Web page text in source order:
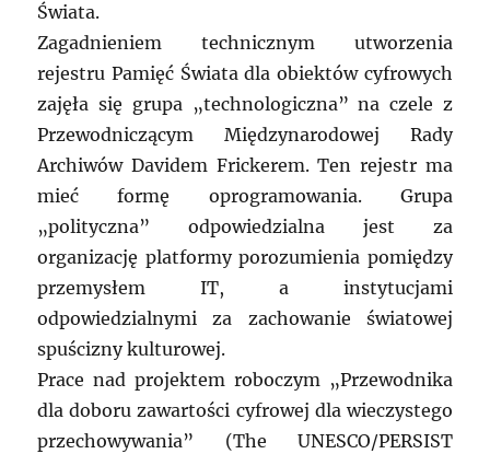
Świata.
Zagadnieniem technicznym utworzenia
rejestru Pamięć Świata dla obiektów cyfrowych
zajęła się grupa „technologiczna” na czele z
Przewodniczącym Międzynarodowej Rady
Archiwów Davidem Frickerem. Ten rejestr ma
mieć formę oprogramowania. Grupa
„polityczna” odpowiedzialna jest za
organizację platformy porozumienia pomiędzy
przemysłem IT, a instytucjami
odpowiedzialnymi za zachowanie światowej
spuścizny kulturowej.
Prace nad projektem roboczym „Przewodnika
dla doboru zawartości cyfrowej dla wieczystego
przechowywania” (The UNESCO/PERSIST